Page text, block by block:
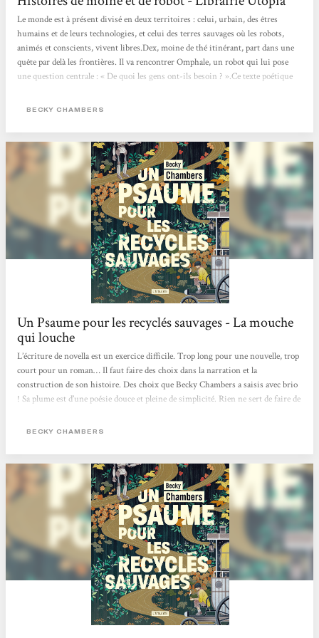
Le monde est à présent divisé en deux territoires : celui, urbain, des êtres
humains et de leurs technologies, et celui des terres sauvages où les robots,
animés et conscients, vivent libres.Dex, moine de thé itinérant, part dans une
quête par delà les frontières. Il va rencontrer Omphale, un robot qui lui pose
une question centrale : « De quoi les gens ont-ils besoin ? ».Ce texte poétique
récit d’amitié et de quête de soi, qui imagine des relations apaisées entre
BECKY CHAMBERS
Un Psaume pour les recyclés sauvages - La mouche
qui louche
L’écriture de novella est un exercice difficile. Trop long pour une nouvelle, trop
court pour un roman… Il faut faire des choix dans la narration et la
construction de son histoire. Des choix que Becky Chambers a saisis avec brio
! Sa plume est d’une poésie douce et pleine de simplicité. Rien ne sert de faire de
pour les recyclés sauvages est poétique, doux et simple. C’est une lecture qui
marquant. Iel est poète, doux et simple comme les mots de Becky Chambers....
BECKY CHAMBERS